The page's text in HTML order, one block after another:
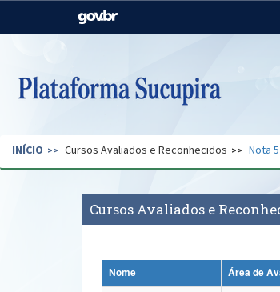
Casa Civil
Pecuária e Abastecimento
Secretaria de Governo Gabinete
INÍCIO Cursos Avaliados e Reconhecidos Nota 5
Cursos Avaliados e
Nome
Área de